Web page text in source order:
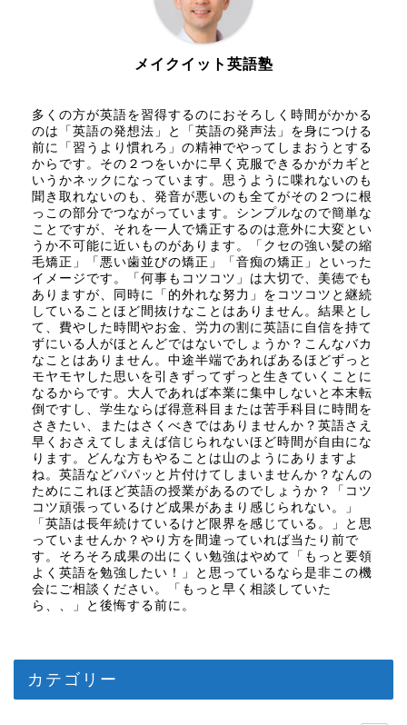
メイクイット英語塾
多くの方が英語を習得するのにおそろしく時間がかかる
のは「英語の発想法」と「英語の発声法」を身につける
前に「習うより慣れろ」の精神でやってしまおうとする
からです。その２つをいかに早く克服できるかがカギと
いうかネックになっています。思うように喋れないのも
聞き取れないのも、発音が悪いのも全てがその２つに根
っこの部分でつながっています。シンプルなので簡単な
ことですが、それを一人で矯正するのは意外に大変とい
うか不可能に近いものがあります。「クセの強い髪の縮
毛矯正」「悪い歯並びの矯正」「音痴の矯正」といった
イメージです。「何事もコツコツ」は大切で、美徳でも
ありますが、同時に「的外れな努力」をコツコツと継続
していることほど間抜けなことはありません。結果とし
て、費やした時間やお金、労力の割に英語に自信を持て
ずにいる人がほとんどではないでしょうか？こんなバカ
なことはありません。中途半端であればあるほどずっと
モヤモヤした思いを引きずってずっと生きていくことに
なるからです。大人であれば本業に集中しないと本末転
倒ですし、学生ならば得意科目または苦手科目に時間を
さきたい、またはさくべきではありませんか？英語さえ
早くおさえてしまえば信じられないほど時間が自由にな
ります。どんな方もやることは山のようにありますよ
ね。英語などパパッと片付けてしまいませんか？なんの
ためにこれほど英語の授業があるのでしょうか？「コツ
コツ頑張っているけど成果があまり感じられない。」
「英語は長年続けているけど限界を感じている。」と思
っていませんか？やり方を間違っていれば当たり前で
す。そろそろ成果の出にくい勉強はやめて「もっと要領
よく英語を勉強したい！」と思っているなら是非この機
会にご相談ください。「もっと早く相談していた
ら、、」と後悔する前に。
カテゴリー